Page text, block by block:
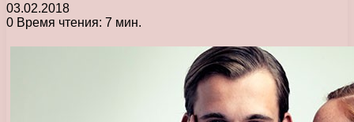
03.02.2018
0 Время чтения: 7 мин.